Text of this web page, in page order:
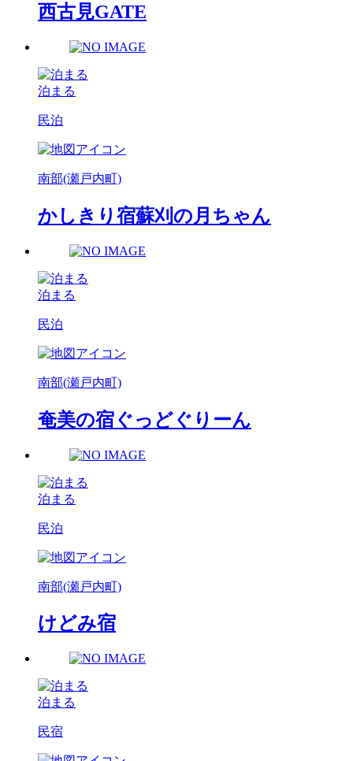
西古見GATE
泊まる
民泊
南部(瀬戸内町)
かしきり宿蘇刈の月ちゃん
泊まる
民泊
南部(瀬戸内町)
奄美の宿ぐっどぐりーん
泊まる
民泊
南部(瀬戸内町)
けどみ宿
泊まる
民宿